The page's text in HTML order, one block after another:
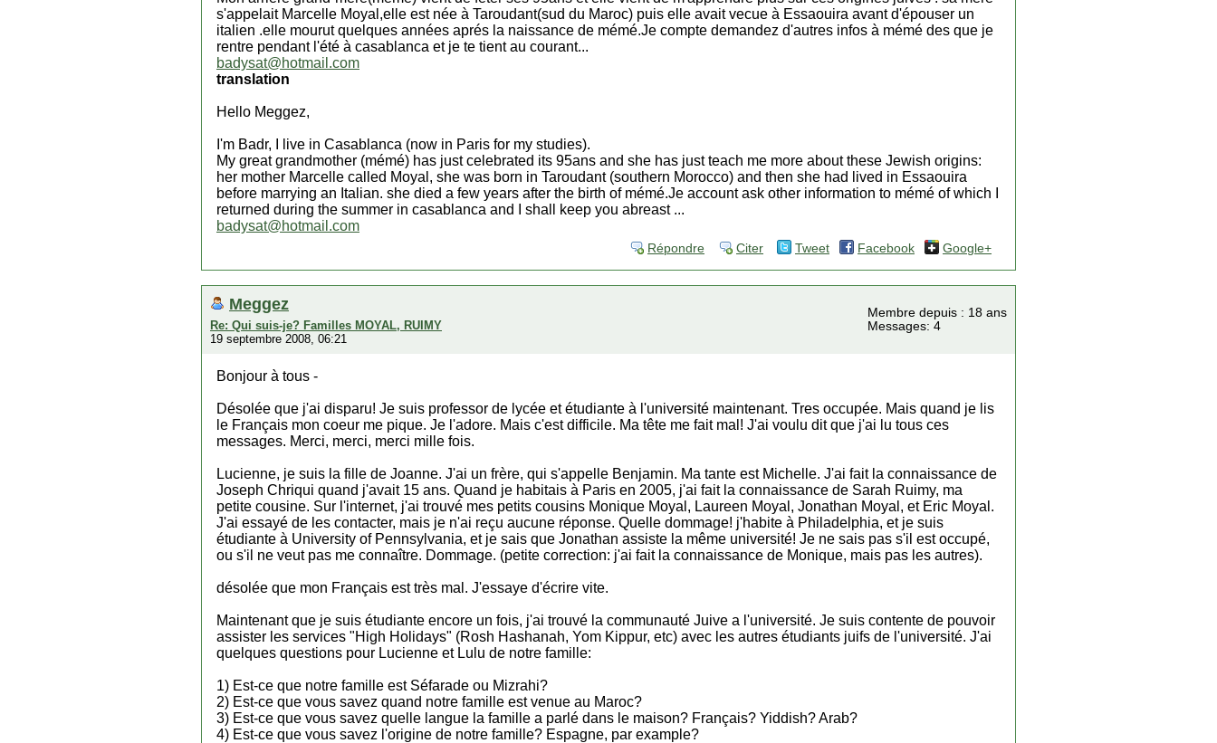
s'appelait Marcelle Moyal,elle est née à Taroudant(sud du Maroc) puis elle avait vecue à Essaouira avant d'épouser un
italien .elle mourut quelques années aprés la naissance de mémé.Je compte demandez d'autres infos à mémé des que je
rentre pendant l'été à casablanca et je te tient au courant...
badysat@hotmail.com
translation
Hello Meggez,
I'm Badr, I live in Casablanca (now in Paris for my studies).
My great grandmother (mémé) has just celebrated its 95ans and she has just teach me more about these Jewish origins:
her mother Marcelle called Moyal, she was born in Taroudant (southern Morocco) and then she had lived in Essaouira
before marrying an Italian. she died a few years after the birth of mémé.Je account ask other information to mémé of which I
returned during the summer in casablanca and I shall keep you abreast ...
badysat@hotmail.com
Répondre Citer Tweet Facebook Google+
Meggez
Re: Qui suis-je? Familles MOYAL, RUIMY
19 septembre 2008, 06:21
Membre depuis : 18 ans
Messages: 4
Bonjour à tous -
Désolée que j'ai disparu! Je suis professor de lycée et étudiante à l'université maintenant. Tres occupée. Mais quand je lis
le Français mon coeur me pique. Je l'adore. Mais c'est difficile. Ma tête me fait mal! J'ai voulu dit que j'ai lu tous ces
messages. Merci, merci, merci mille fois.
Lucienne, je suis la fille de Joanne. J'ai un frère, qui s'appelle Benjamin. Ma tante est Michelle. J'ai fait la connaissance de
Joseph Chriqui quand j'avait 15 ans. Quand je habitais à Paris en 2005, j'ai fait la connaissance de Sarah Ruimy, ma
petite cousine. Sur l'internet, j'ai trouvé mes petits cousins Monique Moyal, Laureen Moyal, Jonathan Moyal, et Eric Moyal.
J'ai essayé de les contacter, mais je n'ai reçu aucune réponse. Quelle dommage! j'habite à Philadelphia, et je suis
étudiante à University of Pennsylvania, et je sais que Jonathan assiste la même université! Je ne sais pas s'il est occupé,
ou s'il ne veut pas me connaître. Dommage. (petite correction: j'ai fait la connaissance de Monique, mais pas les autres).
désolée que mon Français est très mal. J'essaye d'écrire vite.
Maintenant que je suis étudiante encore un fois, j'ai trouvé la communauté Juive a l'université. Je suis contente de pouvoir
assister les services "High Holidays" (Rosh Hashanah, Yom Kippur, etc) avec les autres étudiants juifs de l'université. J'ai
quelques questions pour Lucienne et Lulu de notre famille:
1) Est-ce que notre famille est Séfarade ou Mizrahi?
2) Est-ce que vous savez quand notre famille est venue au Maroc?
3) Est-ce que vous savez quelle langue la famille a parlé dans le maison? Français? Yiddish? Arab?
4) Est-ce que vous savez l'origine de notre famille? Espagne, par example?